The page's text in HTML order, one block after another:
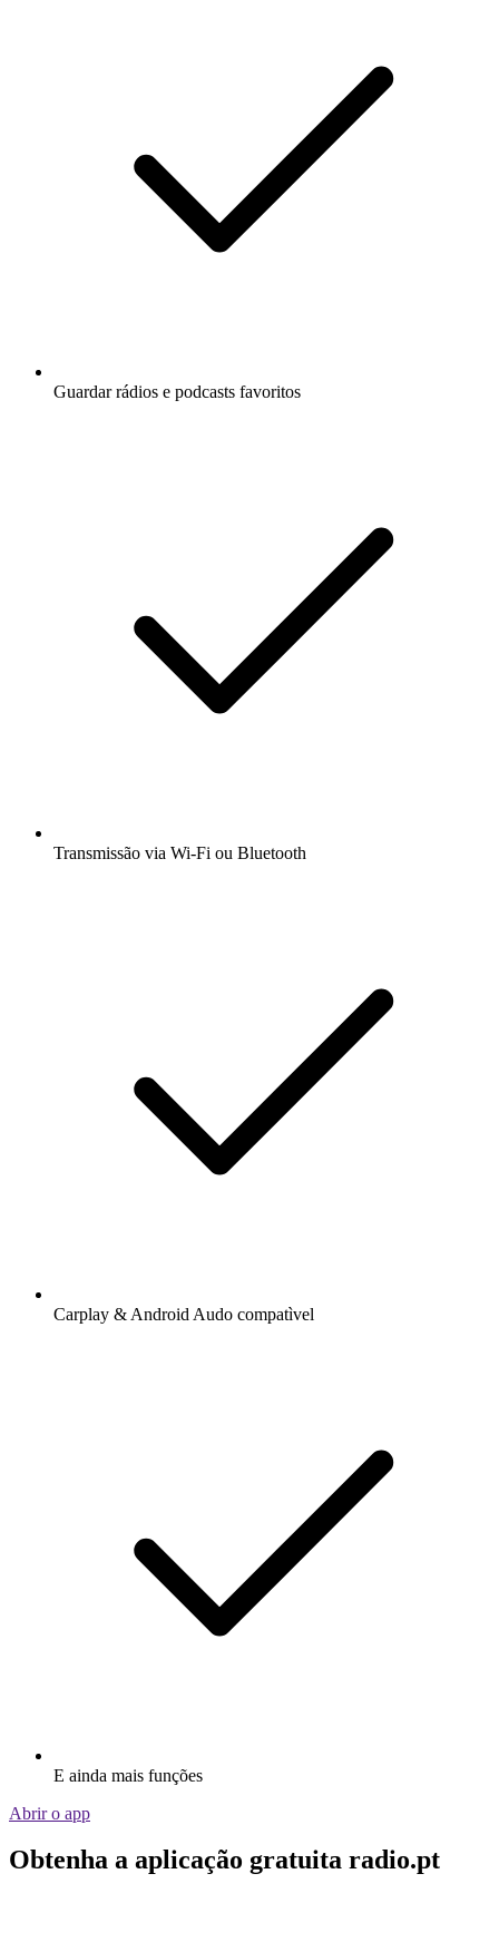
Guardar rádios e podcasts favoritos
Transmissão via Wi-Fi ou Bluetooth
Carplay & Android Audo compatìvel
E ainda mais funções
Abrir o app
Obtenha a aplicação gratuita radio.pt